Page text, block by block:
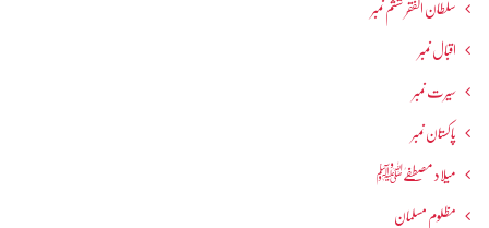
سلطان الفقر ششم نمبر
اقبال نمبر
سیرت نمبر
پاکستان نمبر
میلاد مصطفےٰﷺ
مظلوم مسلمان